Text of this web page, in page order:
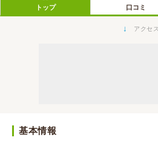
トップ 口コミ
↓ アクセ
基本情報